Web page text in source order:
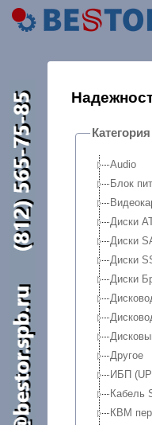
Категория
Audio
Блок
Диски
Диски
Диски
Диски
Другое
ИБП
Кабель
КВМ